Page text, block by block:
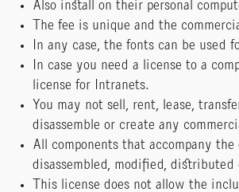
Also install on their personal
The fee is unique and the
In any case, the fonts can be used
In case you need a license to a
license for Intranets.
You may not sell, rent, lease,
disassemble or create any
All components that accompany
disassembled, modified,
This license does not allow the